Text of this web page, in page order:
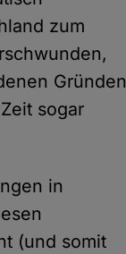
zum
Gründen
sogar
in
(und somit